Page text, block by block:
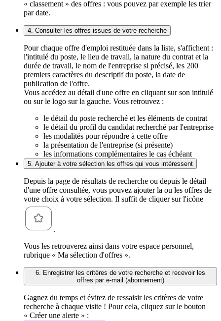
« classement » des offres : vous pouvez par exemple les trier
par date.
4. Consulter les offres issues de votre recherche
Pour chaque offre d'emploi restituée dans la liste, s'affichent :
l'intitulé du poste, le lieu de travail, la nature du contrat et la
durée de travail, le nom de l'entreprise si précisé, les 200
premiers caractères du descriptif du poste, la date de
publication de l'offre.
Vous accédez au détail d'une offre en cliquant sur son intitulé
ou sur le logo sur la gauche. Vous retrouvez :
le détail du poste recherché et les éléments de contrat
le détail du profil du candidat recherché par l'entreprise
les modalités pour répondre à cette offre
la présentation de l'entreprise (si présente)
les informations complémentaires le cas échéant
5. Ajouter à votre sélection les offres qui vous intéressent
Depuis la page de résultats de recherche ou depuis le détail
d'une offre consultée, vous pouvez ajouter la ou les offres de
votre choix à votre sélection. Il suffit de cliquer sur l'icône
.
Vous les retrouverez ainsi dans votre espace personnel,
rubrique « Ma sélection d'offres ».
6. Enregistrer les critères de votre recherche et recevoir les
offres par e-mail (abonnement)
Gagnez du temps et évitez de ressaisir les critères de votre
recherche à chaque visite ! Pour cela, cliquez sur le bouton
« Créer une alerte » :